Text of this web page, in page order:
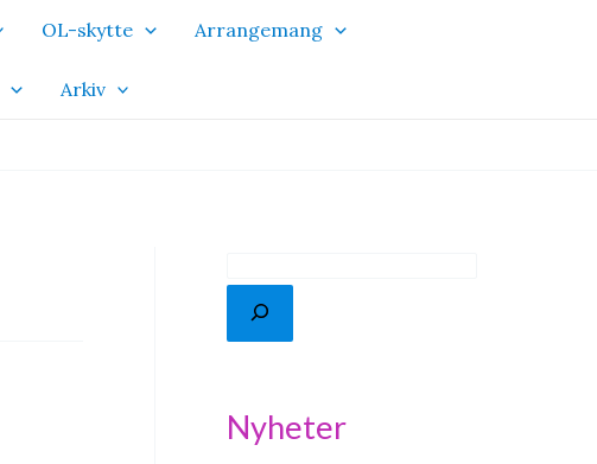
OL-skytte Arrangemang
Arkiv
k
Nyheter